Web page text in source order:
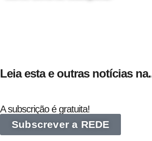
Leia esta e outras notícias
A subscrição é gratuita!
Subscrever a REDE